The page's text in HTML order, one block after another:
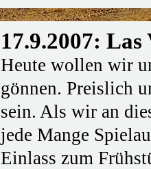
17.9.2007: Las
Heute wollen wir
gönnen. Preislich
sein. Als wir an
jede Mange
Einlass zum